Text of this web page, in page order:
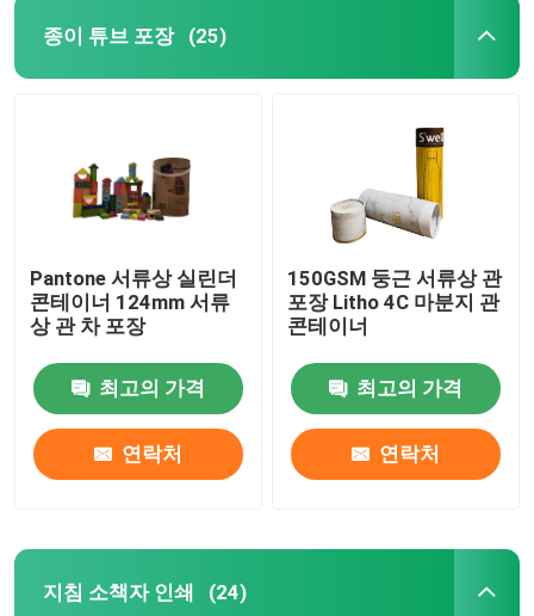
종이 튜브 포장 (25)
Pantone 서류상 실린더
콘테이너 124mm 서류
상 관 차 포장
최고의 가격
연락처
150GSM 둥근 서류상 관
포장 Litho 4C 마분지 관
콘테이너
최고의 가격
연락처
지침 소책자 인쇄 (24)